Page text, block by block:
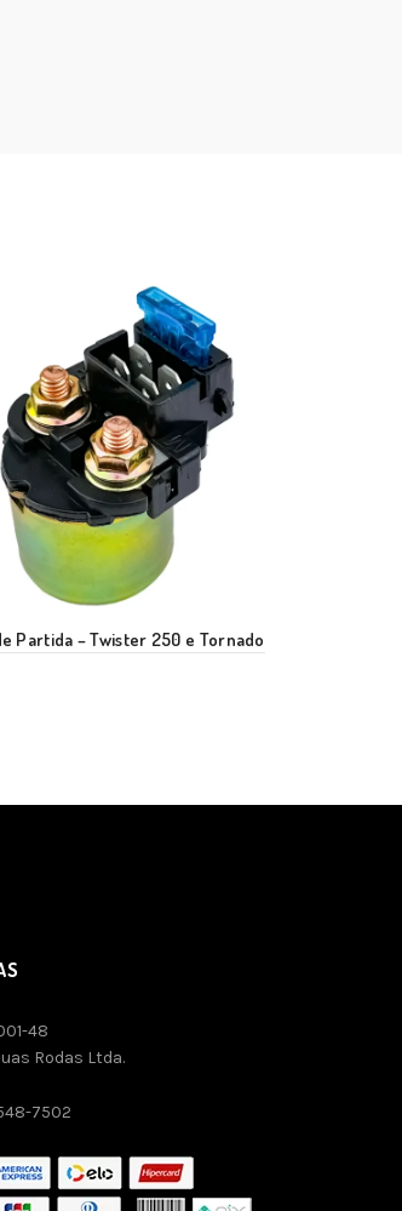
Partida – Twister 250 e Tornado
48
Rodas Ltda.
7502